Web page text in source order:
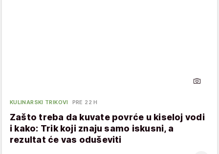
KULINARSKI TRIKOVI PRE 22 H
Zašto treba da kuvate povrće u kiseloj vodi
i kako: Trik koji znaju samo iskusni, a
rezultat će vas oduševiti